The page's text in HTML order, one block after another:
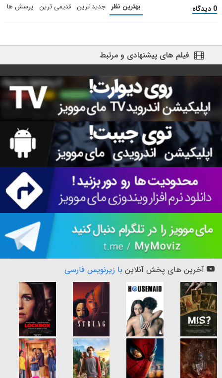
0 دیدگاه بهترین نظر جدید ترین قدیمی ترین پرسش ها
فیلم های پیشنهادی و مرتبط
آخرین های پخش آنلاین با زیرنویس فارسی